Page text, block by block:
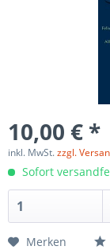
10,00 € *
inkl. MwSt.zzgl.
Sofort
Merken